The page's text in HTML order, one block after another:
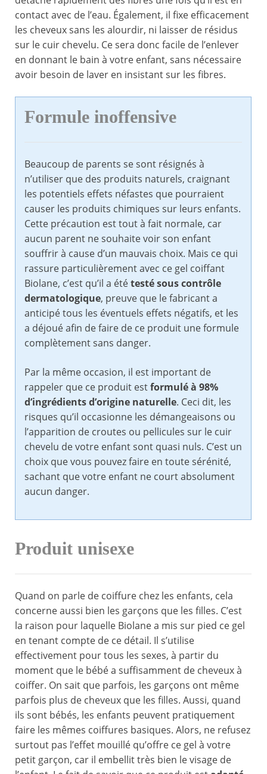
contact avec de l’eau. Également, il fixe efficacement
les cheveux sans les alourdir, ni laisser de résidus
sur le cuir chevelu. Ce sera donc facile de l’enlever
en donnant le bain à votre enfant, sans nécessaire
avoir besoin de laver en insistant sur les fibres.
Formule inoffensive
Beaucoup de parents se sont résignés à
n’utiliser que des produits naturels, craignant
les potentiels effets néfastes que pourraient
causer les produits chimiques sur leurs enfants.
Cette précaution est tout à fait normale, car
aucun parent ne souhaite voir son enfant
souffrir à cause d’un mauvais choix. Mais ce qui
rassure particulièrement avec ce gel coiffant
Biolane, c’est qu’il a ététesté sous contrôle
dermatologique, preuve que le fabricant a
anticipé tous les éventuels effets négatifs, et les
a déjoué afin de faire de ce produit une formule
complètement sans danger.
Par la même occasion, il est important de
rappeler que ce produit estformulé à 98%
d’ingrédients d’origine naturelle. Ceci dit, les
risques qu’il occasionne les démangeaisons ou
l’apparition de croutes ou pellicules sur le cuir
chevelu de votre enfant sont quasi nuls. C’est un
choix que vous pouvez faire en toute sérénité,
sachant que votre enfant ne court absolument
aucun danger.
Produit unisexe
Quand on parle de coiffure chez les enfants, cela
concerne aussi bien les garçons que les filles. C’est
la raison pour laquelle Biolane a mis sur pied ce gel
en tenant compte de ce détail. Il s’utilise
effectivement pour tous les sexes, à partir du
moment que le bébé a suffisamment de cheveux à
coiffer. On sait que parfois, les garçons ont même
parfois plus de cheveux que les filles. Aussi, quand
ils sont bébés, les enfants peuvent pratiquement
faire les mêmes coiffures basiques. Alors, ne refusez
surtout pas l’effet mouillé qu’offre ce gel à votre
petit garçon, car il embellit très bien le visage de